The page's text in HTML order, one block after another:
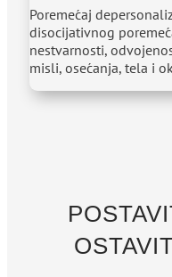
Poremećaj
disocijativnog
nestvarnosti,
misli, osećanja, tela i